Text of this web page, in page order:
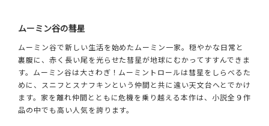
ムーミン谷の彗星
ムーミン谷で新しい生活を始めたムーミン一家。穏やかな日常と
裏腹に、赤く長い尾を光らせた彗星が地球にむかってすすんできま
す。ムーミン谷は大さわぎ！ムーミントロールは彗星をしらべるた
めに、スニフとスナフキンという仲間と共に遠い天文台へとでかけ
ます。家を離れ仲間とともに危機を乗り越える本作は、小説全９作
品の中でも高い人気を誇ります。